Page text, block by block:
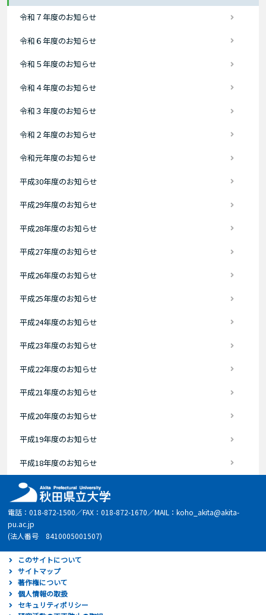
令和７年度のお知らせ
令和６年度のお知らせ
令和５年度のお知らせ
令和４年度のお知らせ
令和３年度のお知らせ
令和２年度のお知らせ
令和元年度のお知らせ
平成30年度のお知らせ
平成29年度のお知らせ
平成28年度のお知らせ
平成27年度のお知らせ
平成26年度のお知らせ
平成25年度のお知らせ
平成24年度のお知らせ
平成23年度のお知らせ
平成22年度のお知らせ
平成21年度のお知らせ
平成20年度のお知らせ
平成19年度のお知らせ
平成18年度のお知らせ
電話：018-872-1500／FAX：018-872-1670／MAIL：koho_akita@akita-
pu.ac.jp
(法人番号 8410005001507)
このサイトについて
サイトマップ
著作権について
個人情報の取扱
セキュリティポリシー